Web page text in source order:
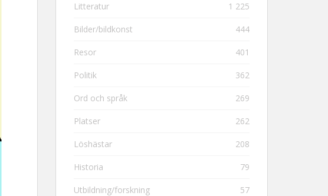
Litteratur 1 225
Bilder/bildkonst 444
Resor 401
Politik 362
Ord och språk 269
Platser 262
Löshästar 208
Historia 79
Utbildning/forskning 57